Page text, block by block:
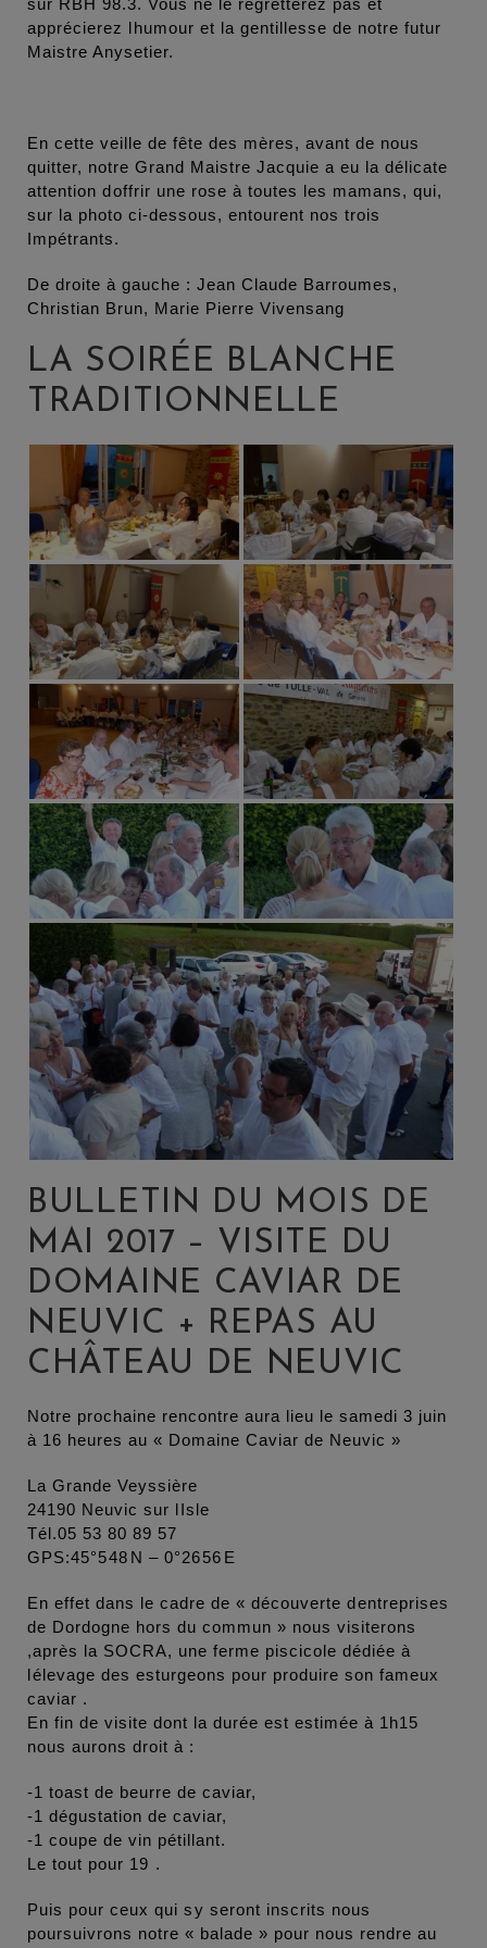
apprécierez lhumour et la gentillesse de notre futur
Maistre Anysetier.
En cette veille de fête des mères, avant de nous
quitter, notre Grand Maistre Jacquie a eu la délicate
attention doffrir une rose à toutes les mamans, qui,
sur la photo ci-dessous, entourent nos trois
Impétrants.
De droite à gauche : Jean Claude Barroumes,
Christian Brun, Marie Pierre Vivensang
LA SOIRÉE BLANCHE
TRADITIONNELLE
BULLETIN DU MOIS DE
MAI 2017 – VISITE DU
DOMAINE CAVIAR DE
NEUVIC + REPAS AU
CHÂTEAU DE NEUVIC
Notre prochaine rencontre aura lieu le samedi 3 juin
à 16 heures au « Domaine Caviar de Neuvic »
La Grande Veyssière
24190 Neuvic sur lIsle
Tél.05 53 80 89 57
GPS:45°548N – 0°2656E
En effet dans le cadre de « découverte dentreprises
de Dordogne hors du commun » nous visiterons
,après la SOCRA, une ferme piscicole dédiée à
lélevage des esturgeons pour produire son fameux
caviar .
En fin de visite dont la durée est estimée à 1h15
nous aurons droit à :
-1 toast de beurre de caviar,
-1 dégustation de caviar,
-1 coupe de vin pétillant.
Le tout pour 19 .
Puis pour ceux qui sy seront inscrits nous
poursuivrons notre « balade » pour nous rendre au